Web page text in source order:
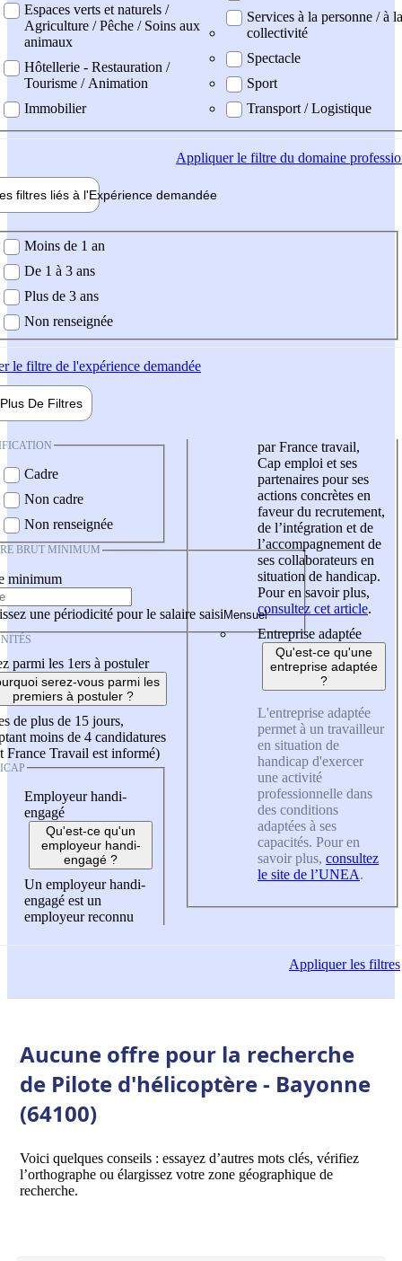
Espaces verts et naturels /
Agriculture / Pêche / Soins aux
animaux
Hôtellerie - Restauration /
Tourisme / Animation
Immobilier
Services à la personne / à la
collectivité
Spectacle
Sport
Transport / Logistique
Appliquerle filtre du domaine
filtres liés à l'Expérience demandée
demandée
Moins de 1 an
De 1 à 3 ans
Plus de 3 ans
Non renseignée
le filtre de l'expérience demandée
Plus De Filtres
Cadre
Non cadre
Non renseignée
BRUT MINIMUM
minimum
une périodicité pour le salaire saisi
parmi les 1ers à postuler
serez-vous parmi les
premiers à postuler ?
de plus de 15 jours,
moins de 4 candidatures
France Travail est informé)
Employeur handi-
engagé
Qu'est-ce qu'un
employeur handi-
engagé ?
Un employeur handi-
engagé est un
employeur reconnu
par France travail,
Cap emploi et ses
partenaires pour ses
actions concrètes en
faveur du recrutement,
de l’intégration et de
l’accompagnement de
ses collaborateurs en
situation de handicap.
Pour en savoir plus,
consultez cet article.
Entreprise adaptée
Qu'est-ce qu'une
entreprise adaptée
?
L'entreprise adaptée
permet à un travailleur
en situation de
handicap d'exercer
une activité
professionnelle dans
des conditions
adaptées à ses
capacités. Pour en
savoir plus, consultez
le site de l’UNEA.
Appliquerles filtres
Aucune offre pour la recherche
de Pilote d'hélicoptère - Bayonne
(64100)
Voici quelques conseils : essayez d’autres mots clés, vérifiez
l’orthographe ou élargissez votre zone géographique de
recherche.